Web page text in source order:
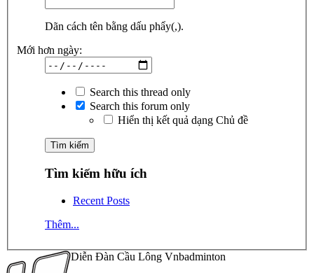
Dãn cách tên bằng dấu phẩy(,).
Mới hơn ngày:
Search this thread only
Search this forum only
Hiển thị kết quả dạng Chủ đề
Tìm kiếm hữu ích
Recent Posts
Thêm...
Diễn Đàn Cầu Lông Vnbadminton